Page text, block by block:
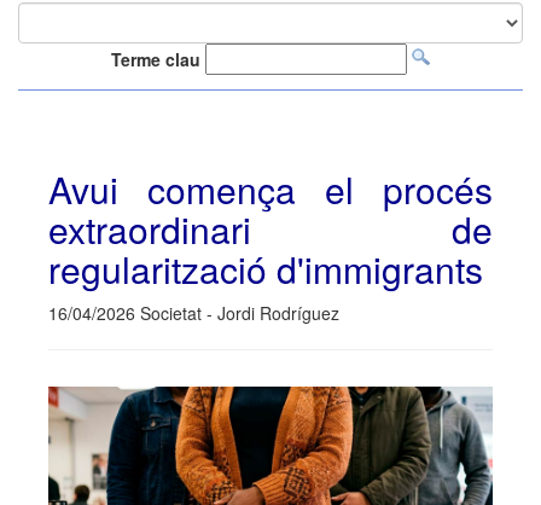
Terme clau
Avui comença el procés
extraordinari de
regularització d'immigrants
16/04/2026 Societat - Jordi Rodríguez